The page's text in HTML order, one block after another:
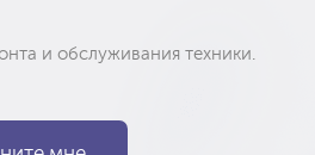
и обслуживания техники.